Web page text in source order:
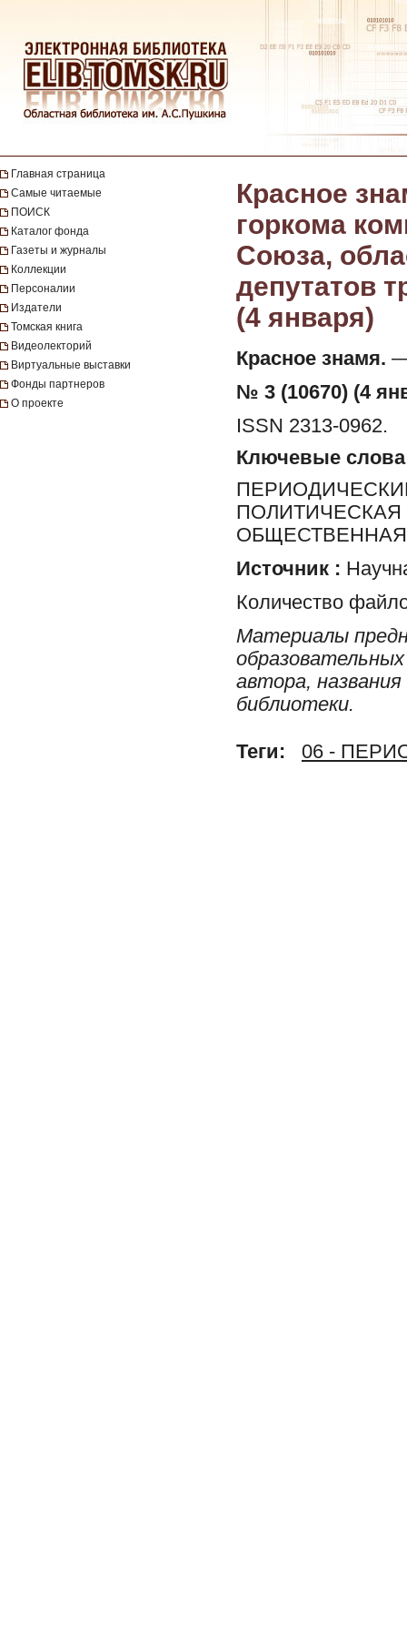
Главная страница
Самые читаемые
ПОИСК
Каталог фонда
Газеты и журналы
Коллекции
Персоналии
Издатели
Томская книга
Видеолекторий
Виртуальные выставки
Фонды партнеров
О проекте
Красное
горкома
Союза,
депутатов
(4 января)
Красное знамя. —
№ 3 (10670) (4
ISSN 2313-0962.
Ключевые слова
Источник :
Количество
Материалы
автора,
библиотеки.
Теги: 06 -